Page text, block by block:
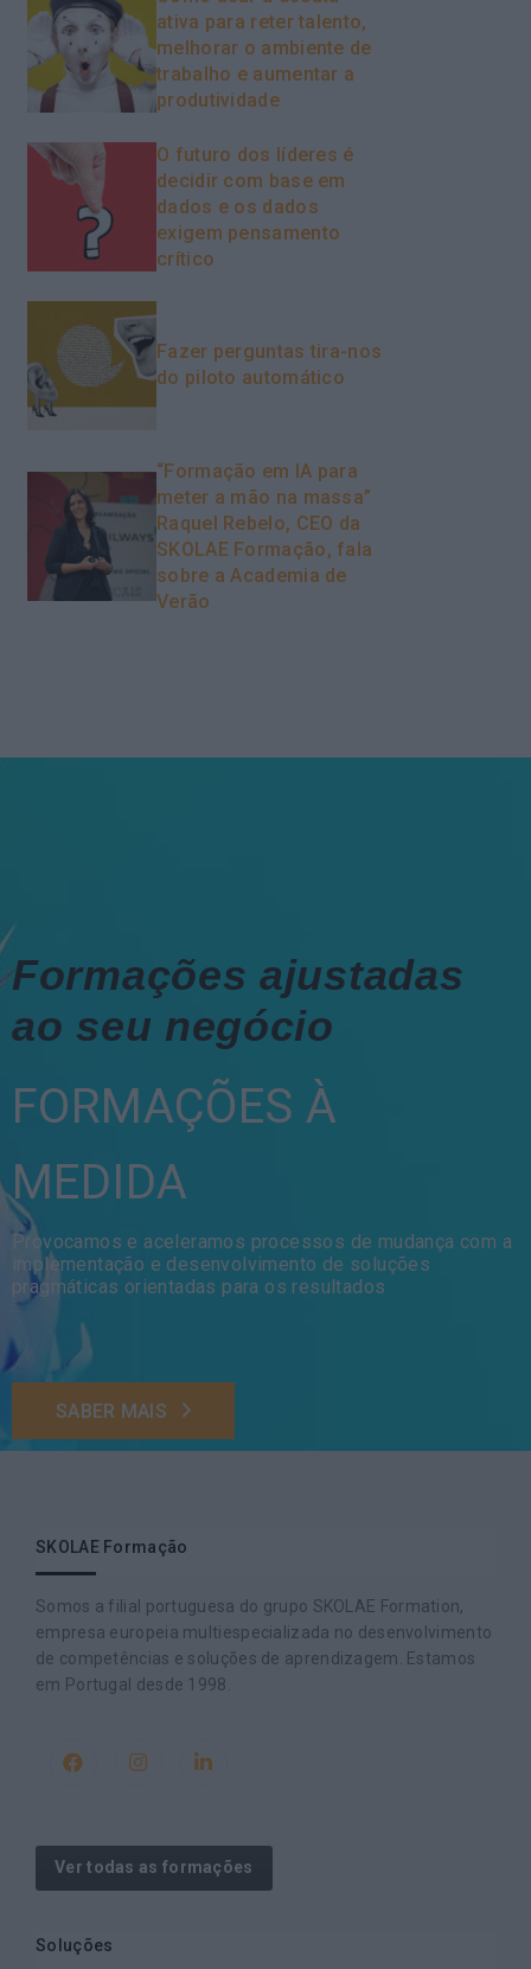
ativa para reter talento,
melhorar o ambiente de
trabalho e aumentar a
produtividade
O futuro dos líderes é
decidir com base em
dados e os dados
exigem pensamento
crítico
Fazer perguntas tira-nos
do piloto automático
“Formação em IA para
meter a mão na massa”
Raquel Rebelo, CEO da
SKOLAE Formação, fala
sobre a Academia de
Verão
Formações ajustadas
ao seu negócio
FORMAÇÕES À
MEDIDA
Provocamos e aceleramos processos de mudança com a
implementação e desenvolvimento de soluções
pragmáticas orientadas para os resultados
SABER MAIS
SKOLAE Formação
Somos a filial portuguesa do grupo SKOLAE Formation,
empresa europeia multiespecializada no desenvolvimento
de competências e soluções de aprendizagem. Estamos
em Portugal desde 1998.
Ver todas as formações
Soluções